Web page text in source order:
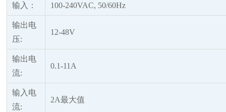
输入： 100-240VAC, 50/60Hz
输出电
压:
12-48V
输出电
流:
0.1-11A
输入电
流:
2A最大值